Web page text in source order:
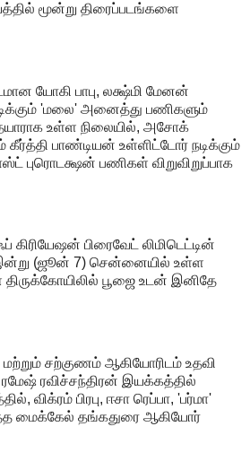
மூன்று திரைப்படங்களை
யோகி பாபு, லக்ஷ்மி மேனன்
'மலை' அனைத்து பணிகளும்
தயாராக உள்ள நிலையில், அசோக்
பாண்டியன் உள்ளிட்டோர் நடிக்கும்
புரொடக்ஷன் பணிகள் விறுவிறுப்பாக
பிரைவேட் லிமிடெட்டின்
இன்று (ஜூன் 7) சென்னையில் உள்ள
திருக்கோயிலில் பூஜை உடன் இனிதே
சற்குணம் ஆகியோரிடம் உதவி
ரமேஷ் ரவிச்சந்திரன் இயக்கத்தில்
விக்ரம் பிரபு, ஈசா ரெப்பா, 'பர்மா'
மைக்கேல் தங்கதுரை ஆகியோர்